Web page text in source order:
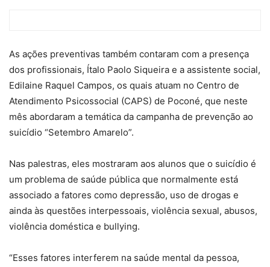
As ações preventivas também contaram com a presença
dos profissionais, Ítalo Paolo Siqueira e a assistente social,
Edilaine Raquel Campos, os quais atuam no Centro de
Atendimento Psicossocial (CAPS) de Poconé, que neste
mês abordaram a temática da campanha de prevenção ao
suicídio “Setembro Amarelo”.
Nas palestras, eles mostraram aos alunos que o suicídio é
um problema de saúde pública que normalmente está
associado a fatores como depressão, uso de drogas e
ainda às questões interpessoais, violência sexual, abusos,
violência doméstica e bullying.
“Esses fatores interferem na saúde mental da pessoa,